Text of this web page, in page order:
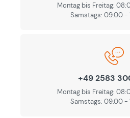
Montag bis Freitag:
Samstags: 09.00 -
+49 2583
Montag bis Freitag:
Samstags: 09.00 -